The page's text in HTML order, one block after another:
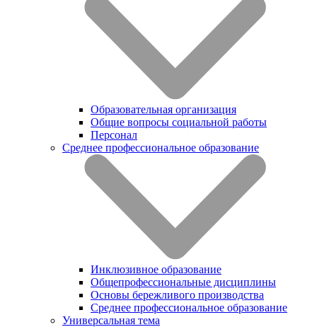
Образовательная организация
Общие вопросы социальной работы
Персонал
Среднее профессиональное образование
Инклюзивное образование
Общепрофессиональные дисциплины
Основы бережливого производства
Среднее профессиональное образование
Универсальная тема